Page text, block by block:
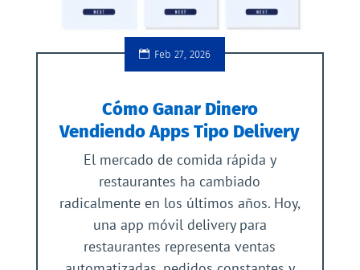
Feb 27, 2026
Cómo Ganar Dinero
Vendiendo Apps Tipo Delivery
El mercado de comida rápida y
restaurantes ha cambiado
radicalmente en los últimos años. Hoy,
una app móvil delivery para
restaurantes representa ventas